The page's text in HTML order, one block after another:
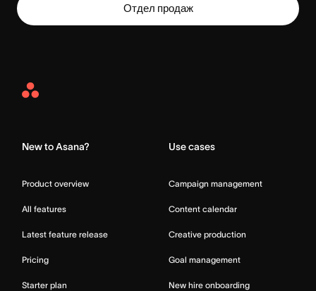
Отдел продаж
Asana
New to Asana?
Product overview
All features
Latest feature release
Pricing
Starter plan
Use cases
Campaign management
Content calendar
Creative production
Goal management
New hire onboarding